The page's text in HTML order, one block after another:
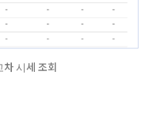
시세 조회